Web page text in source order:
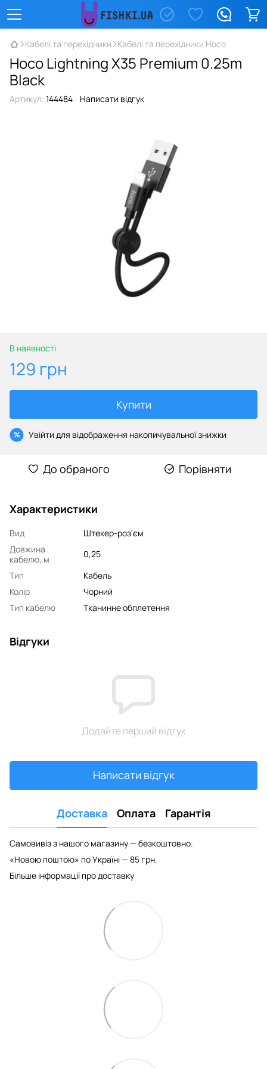
Кабелі та перехідники Кабелі та перехідники Hoco
Hoco Lightning X35 Premium 0.25m
Black
Артикул: 144484 Написати відгук
В наявності
129 грн
Купити
% Увійти для відображення накопичувальної знижки
До обраного Порівняти
Характеристики
Вид
Штекер-роз'єм
Довжина
кабелю, м
0,25
Тип
Кабель
Колір
Чорний
Тип кабелю
Тканинне обплетення
Відгуки
Додайте перший відгук
Написати відгук
Доставка Оплата Гарантія
Самовивіз з нашого магазину — безкоштовно.
«Новою поштою» по Україні — 85 грн.
Більше інформації про доставку